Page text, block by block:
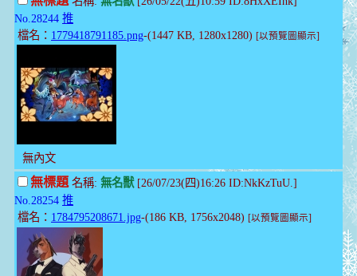
No.28244 推
檔名： 1779418791185.png-(1447 KB, 1280x1280) [以預覽圖顯示]
無內文
無標題名稱: 無名獸[26/07/23(四)16:26 ID:NkKzTuU.]
No.28254 推
檔名： 1784795208671.jpg-(186 KB, 1756x2048) [以預覽圖顯示]